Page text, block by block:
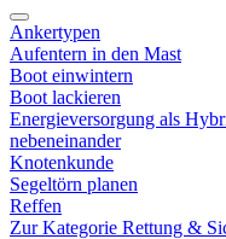
Ankertypen
Aufentern in den Mast
Boot einwintern
Boot lackieren
Energieversorgung als
nebeneinander
Knotenkunde
Segeltörn planen
Reffen
Zur Kategorie Rettung &